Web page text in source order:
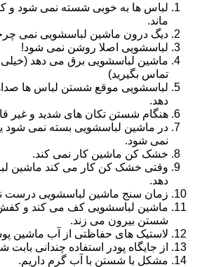
لباس ها به خوبی شسته نمی شود و
ماند.
دیگ درون ماشین لباسشویی نمی
لباسشویی اصلا روشن نمی شود!
ماشین لباسشویی برق می دهد (خیلی
تماس بگیرید)
لباسشویی موقع شستن لباس ها
دهد.
هنگام شستن تکان های شدید و غیر
در ماشین لباسشویی بسته نمی شود
نمی شود.
خشک کن ماشین کار نمی کند.
وقتی خشک کن کار می کند ماشین
دهد.
زمان سنج ماشین لباسشویی درست
ماشین لباسشویی کف می کند و کفش
شستن بیرون می زند.
لاستیک های حفاظتی از آب ماشین
از جایگاه پودر استفاده چندانی
مشکل با شستن با آب گرم داریم.